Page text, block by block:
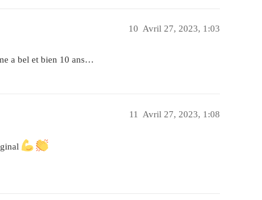
Avril 27, 2023, 1:03
10
a bel et bien 10 ans…
Avril 27, 2023, 1:08
11